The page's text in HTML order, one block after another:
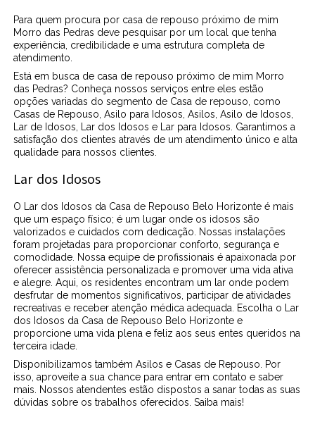
Para quem procura por casa de repouso próximo de mim
Morro das Pedras deve pesquisar por um local que tenha
experiência, credibilidade e uma estrutura completa de
atendimento.
Está em busca de casa de repouso próximo de mim Morro
das Pedras? Conheça nossos serviços entre eles estão
opções variadas do segmento de Casa de repouso, como
Casas de Repouso, Asilo para Idosos, Asilos, Asilo de Idosos,
Lar de Idosos, Lar dos Idosos e Lar para Idosos. Garantimos a
satisfação dos clientes através de um atendimento único e alta
qualidade para nossos clientes.
Lar dos Idosos
O Lar dos Idosos da Casa de Repouso Belo Horizonte é mais
que um espaço físico; é um lugar onde os idosos são
valorizados e cuidados com dedicação. Nossas instalações
foram projetadas para proporcionar conforto, segurança e
comodidade. Nossa equipe de profissionais é apaixonada por
oferecer assistência personalizada e promover uma vida ativa
e alegre. Aqui, os residentes encontram um lar onde podem
desfrutar de momentos significativos, participar de atividades
recreativas e receber atenção médica adequada. Escolha o Lar
dos Idosos da Casa de Repouso Belo Horizonte e
proporcione uma vida plena e feliz aos seus entes queridos na
terceira idade.
Disponibilizamos também Asilos e Casas de Repouso. Por
isso, aproveite a sua chance para entrar em contato e saber
mais. Nossos atendentes estão dispostos a sanar todas as suas
dúvidas sobre os trabalhos oferecidos. Saiba mais!